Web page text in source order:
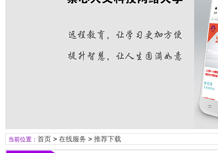
当前位置： 首页> 在线服务 > 推荐下载